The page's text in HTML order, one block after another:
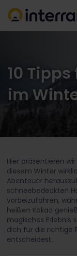
10
im
Hier präsentieren
diesem Winter
Abenteuer
schneebedeckten
vorbeizufahren,
heißen Kakao
magisches Erlebnis
dich für die richtige
entscheidest.